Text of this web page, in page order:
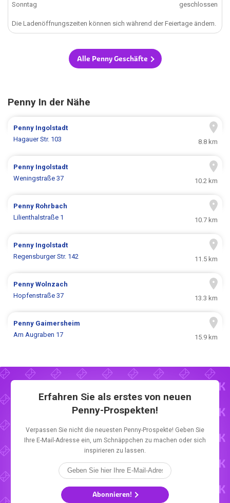
Sonntag
geschlossen
Die Ladenöffnungszeiten können sich während der Feiertage ändern.
Alle Penny Geschäfte
Penny In der Nähe
Penny Ingolstadt
Hagauer Str. 103
8.8 km
Penny Ingolstadt
Weningstraße 37
10.2 km
Penny Rohrbach
Lilienthalstraße 1
10.7 km
Penny Ingolstadt
Regensburger Str. 142
11.5 km
PennyWolnzach
Hopfenstraße 37
13.3 km
Penny Gaimersheim
Am Augraben 17
15.9 km
Erfahren Sie als erstes von neuen
Penny-Prospekten!
Verpassen Sie nicht die neuesten Penny-Prospekte! Geben Sie
Ihre E-Mail-Adresse ein, um Schnäppchen zu machen oder sich
inspirieren zu lassen.
Abonnieren!